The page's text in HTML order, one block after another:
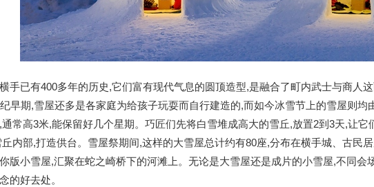
已有400多年的历史,它们富有现代气息的圆顶造型,是融合了町内武士与商人这
早期,雪屋还多是各家庭为给孩子玩耍而自行建造的,而如今冰雪节上的雪屋则
常高3米,能保留好几个星期。巧匠们先将白雪堆成高大的雪丘,放置2到3天,让
内部,打造供台。雪屋祭期间,这样的大雪屋总计约有80座,分布在横手城、古民
版小雪屋,汇聚在蛇之崎桥下的河滩上。无论是大雪屋还是成片的小雪屋,不同会
的好去处。